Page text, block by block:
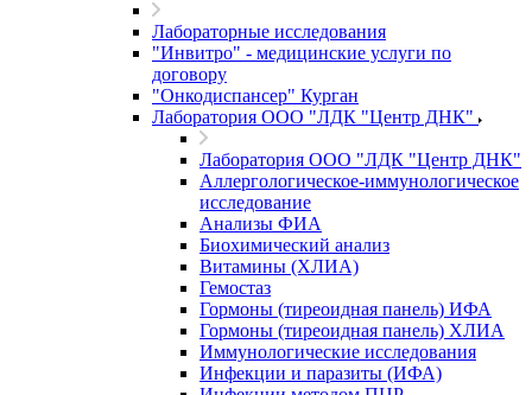
Лабораторные исследования
"Инвитро" - медицинские услуги по
договору
"Онкодиспансер" Курган
Лаборатория ООО "ЛДК "Центр ДНК"
Лаборатория ООО "ЛДК "Центр ДНК"
Аллергологическое-иммунологическое
исследование
Анализы ФИА
Биохимический анализ
Витамины (ХЛИА)
Гемостаз
Гормоны (тиреоидная панель) ИФА
Гормоны (тиреоидная панель) ХЛИА
Иммунологические исследования
Инфекции и паразиты (ИФА)